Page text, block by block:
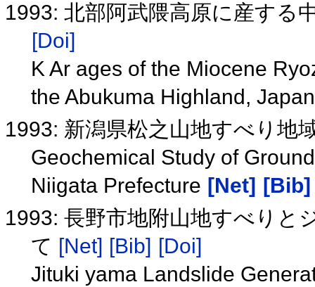
1993: 北部阿武隈高原に産する
[Doi]
K Ar ages of the Miocene
the Abukuma Highland,
1993: 新潟県松之山地すべり地
Geochemical Study of
Niigata Prefecture [Net]
[Bib]
1993: 長野市地附山地すべりと
て [Net] [Bib] [Doi]
Jituki yama Landslide